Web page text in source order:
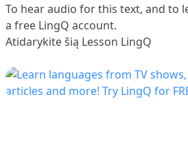
To hear audio for this text, and to
a free LingQ account.
Atidarykite šią Lesson LingQ